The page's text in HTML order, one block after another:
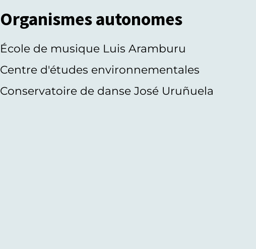
Organismes autonomes
École de musique Luis Aramburu
Centre d'études environnementales
Conservatoire de danse José Uruñuela